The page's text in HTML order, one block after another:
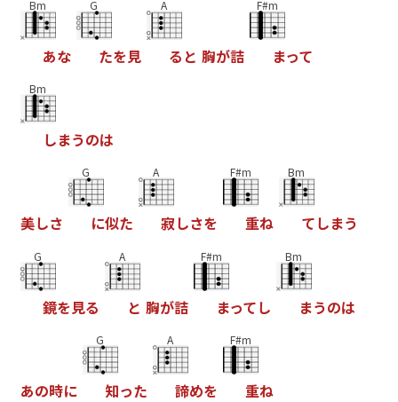
Bm
あな
G
たを見
A
る と 胸が詰
F#m
まって
Bm
しまうのは
美しさ
G
に似た
A
寂しさを
F#m
重ね
Bm
てしまう
G
鏡を見る
A
と 胸が詰
F#m
まってし
Bm
まうのは
あの時に
G
知った
A
諦めを
F#m
重ね